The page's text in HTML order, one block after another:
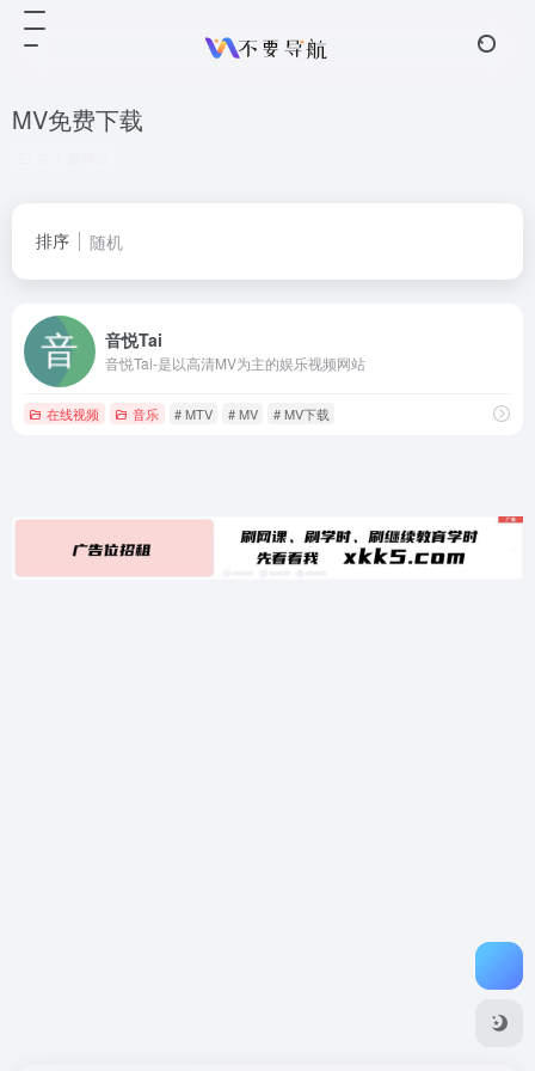
MV免费下载
排序 随机
音悦Tai
音悦Tai-是以高清MV为主的娱乐视频网站
在线视频 音乐 # MTV # MV # MV下载